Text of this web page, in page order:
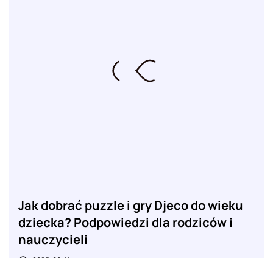
Jak dobrać puzzle i gry Djeco do wieku
dziecka? Podpowiedzi dla rodziców i
nauczycieli